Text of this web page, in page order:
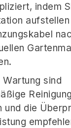
indem
aufstellen
Wartung sind
und die